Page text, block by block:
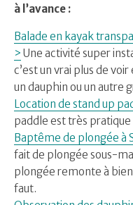
à l’avance :
Balade en kayak
> Une activité super
c’est un vrai plus de voir
un dauphin ou un autre
Location de stand up
paddle est très
Baptême de plongée à
fait de plongée sous-
plongée remonte à
faut.